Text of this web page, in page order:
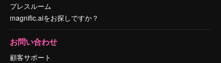
プレスルーム
magnific.aiをお探しですか？
お問い合わせ
顧客サポート